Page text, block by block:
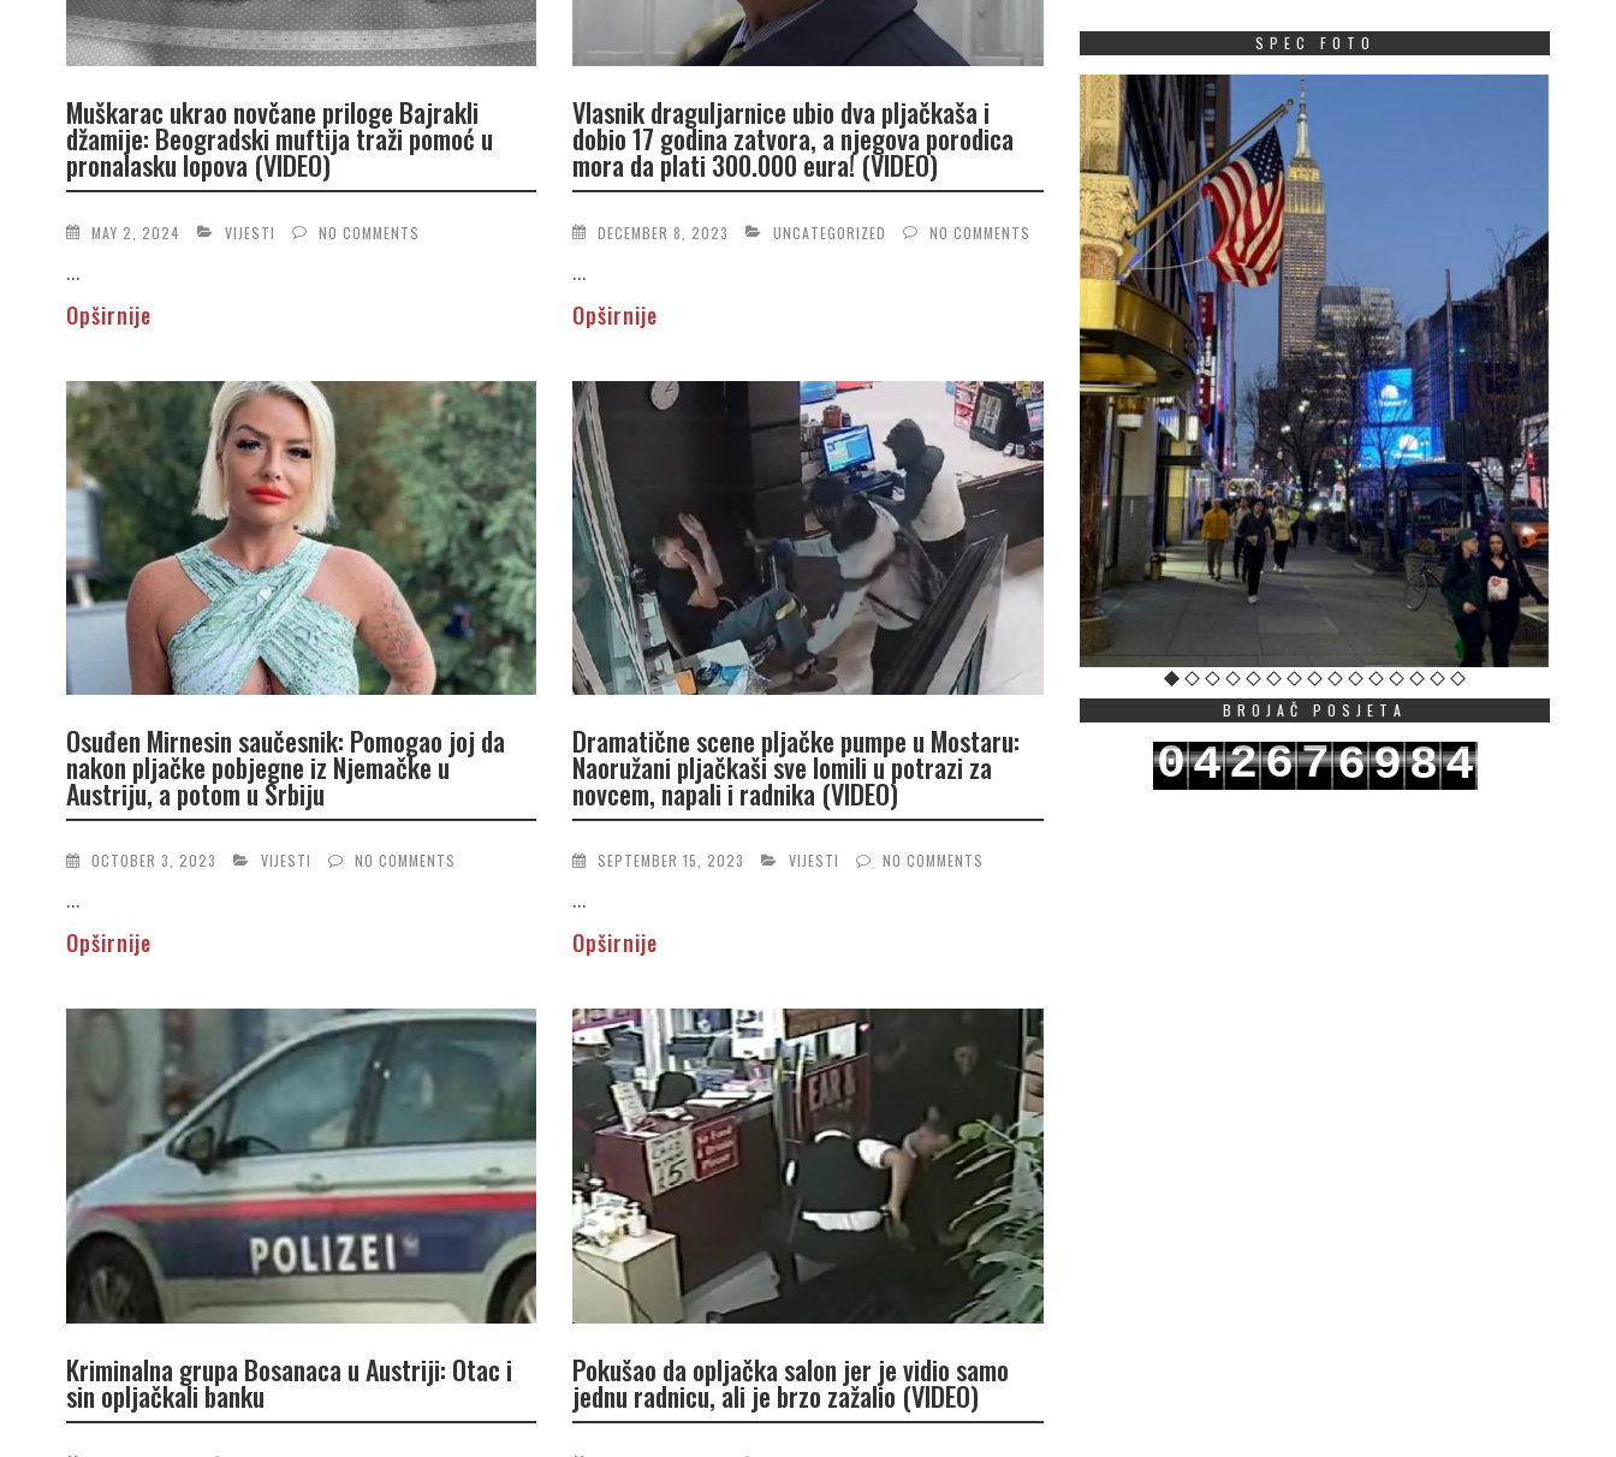
Muškarac ukrao novčane priloge Bajrakli
džamije: Beogradski muftija traži pomoć u
pronalasku lopova (VIDEO)
MAY 2, 2024 VIJESTI NO COMMENTS
...
Opširnije
Vlasnik draguljarnice ubio dva pljačkaša i
dobio 17 godina zatvora, a njegova porodica
mora da plati 300.000 eura! (VIDEO)
DECEMBER 8, 2023 UNCATEGORIZED NO COMMENTS
...
Opširnije
Osuđen Mirnesin saučesnik: Pomogao joj da
nakon pljačke pobjegne iz Njemačke u
Austriju, a potom u Srbiju
OCTOBER 3, 2023 VIJESTI NO COMMENTS
...
Opširnije
Dramatične scene pljačke pumpe u Mostaru:
Naoružani pljačkaši sve lomili u potrazi za
novcem, napali i radnika (VIDEO)
SEPTEMBER 15, 2023 VIJESTI NO COMMENTS
...
Opširnije
Kriminalna grupa Bosanaca u Austriji: Otac i
sin opljačkali banku
Pokušao da opljačka salon jer je vidio samo
jednu radnicu, ali je brzo zažalio (VIDEO)
SPEC FOTO
BROJAČ POSJETA
042676984